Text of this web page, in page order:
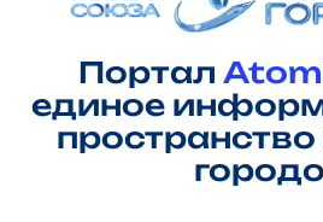
Портал
единое